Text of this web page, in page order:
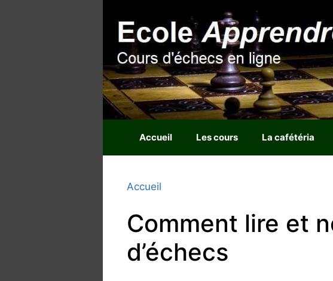
Accueil Les cours La cafétéria
Accueil
Comment lire et
d’échecs